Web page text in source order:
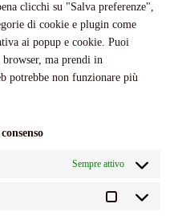
clicchi su "Salva preferenze",
di cookie e plugin come
ai popup e cookie. Puoi
ma prendi in
potrebbe non funzionare più
Sempre attivo
Marketing